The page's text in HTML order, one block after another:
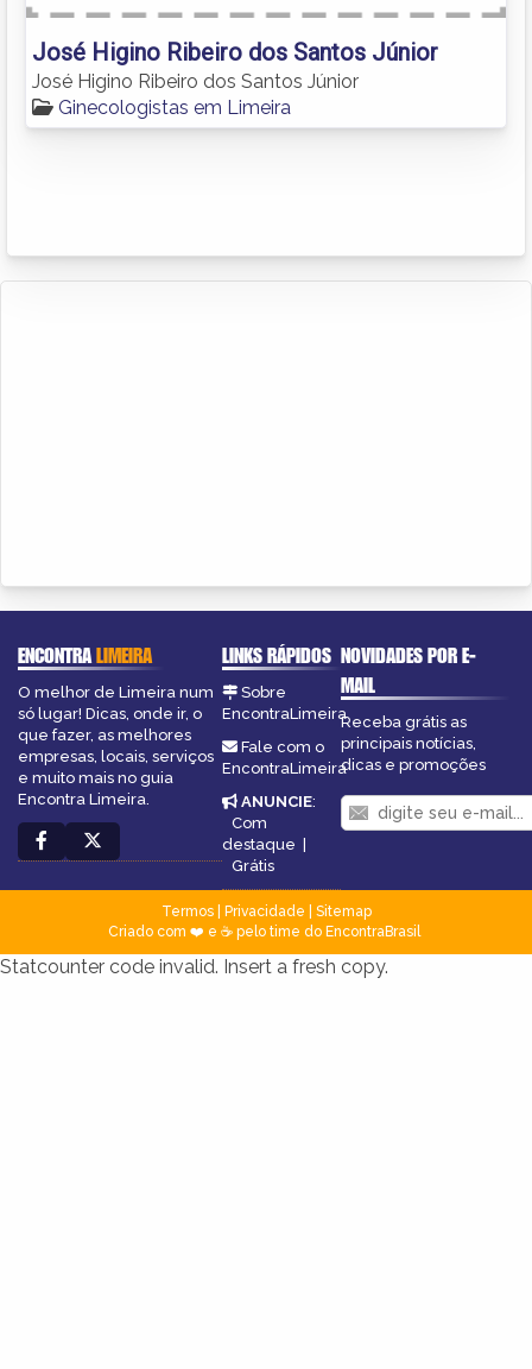
José Higino Ribeiro dos Santos Júnior
José Higino Ribeiro dos Santos Júnior
Ginecologistas em Limeira
ENCONTRALIMEIRA
O melhor de Limeira num
só lugar! Dicas, onde ir, o
que fazer, as melhores
empresas, locais, serviços
e muito mais no guia
Encontra Limeira.
LINKS RÁPIDOS
Sobre
EncontraLimeira
Fale com o
EncontraLimeira
ANUNCIE:
Com
destaque |
Grátis
NOVIDADES POR E-
MAIL
Receba grátis as
principais notícias,
dicas e promoções
Termos| Privacidade
Sitemap
Criado com ❤️ e ☕ pelo time do EncontraBrasil
Statcounter code invalid. Insert a fresh copy.